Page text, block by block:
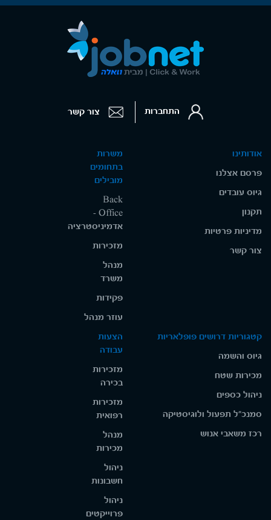
אודותינו
פרסם אצלנו
גיוס עובדים
תקנון
מדיניות פרטיות
צור קשר
משרות
בתחומים
מובילים
Back
Office -
אדמיניסטרציה
מזכירות
מנהל
משרד
פקידות
עוזר מנהל
קטגוריות דרושים פופלאריות
גיוס והשמה
מכירות שטח
ניהול כספים
סמנכ"ל תפעול ולוגיסטיקה
רכז משאבי אנוש
הצעות
עבודה
מזכירות
בכירה
מזכירות
רפואית
מנהל
מכירות
ניהול
חשבונות
ניהול
פרוייקטים